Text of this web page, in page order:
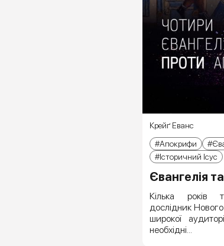
Крейґ Еванс
Апокрифи
Історичний Ісус
Євангелія
Кілька років
дослідник
широкої
необхідні...